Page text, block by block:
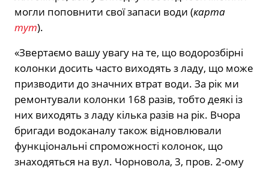
могли поповнити свої запаси води (карта
тут).
«Звертаємо вашу увагу на те, що водорозбірні
колонки досить часто виходять з ладу, що може
призводити до значних втрат води. За рік ми
ремонтували колонки 168 разів, тобто деякі із
них виходять з ладу кілька разів на рік. Вчора
бригади водоканалу також відновлювали
функціональні спроможності колонок, що
знаходяться на вул. Чорновола, 3, пров. 2-ому